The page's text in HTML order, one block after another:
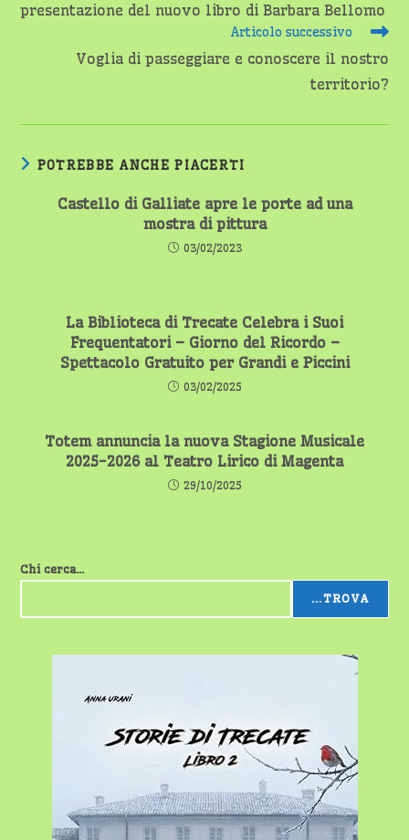
presentazione del nuovo libro di Barbara Bellomo
Articolo successivo
Voglia di passeggiare e conoscere il nostro
territorio?
POTREBBE ANCHE PIACERTI
Castello di Galliate apre le porte ad una
mostra di pittura
03/02/2023
La Biblioteca di Trecate Celebra i Suoi
Frequentatori – Giorno del Ricordo –
Spettacolo Gratuito per Grandi e Piccini
03/02/2025
Totem annuncia la nuova Stagione Musicale
2025-2026 al Teatro Lirico di Magenta
29/10/2025
Chi cerca...
...TROVA